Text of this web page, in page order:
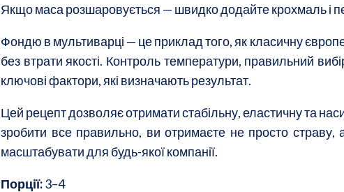
Якщо маса розшаровується — швидко додайте крохмаль і
Фондю в мультиварці — це приклад того, як класичну
без втрати якості. Контроль температури, правильний
ключові фактори, які визначають результат.
Цей рецепт дозволяє отримати стабільну, еластичну та
зробити все правильно, ви отримаєте не просто страву,
масштабувати для будь-якої компанії.
Порції:3–4